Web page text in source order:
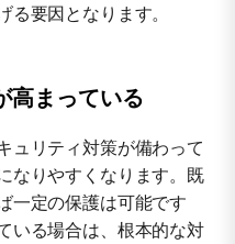
要因となります。
高まっている
ュリティ対策が備わって
なりやすくなります。既
一定の保護は可能です
いる場合は、根本的な対